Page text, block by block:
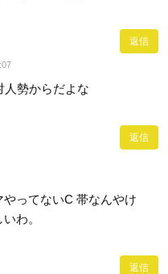
返信
人勢からだよな
返信
ってないC 帯なんやけ
わ。
返信